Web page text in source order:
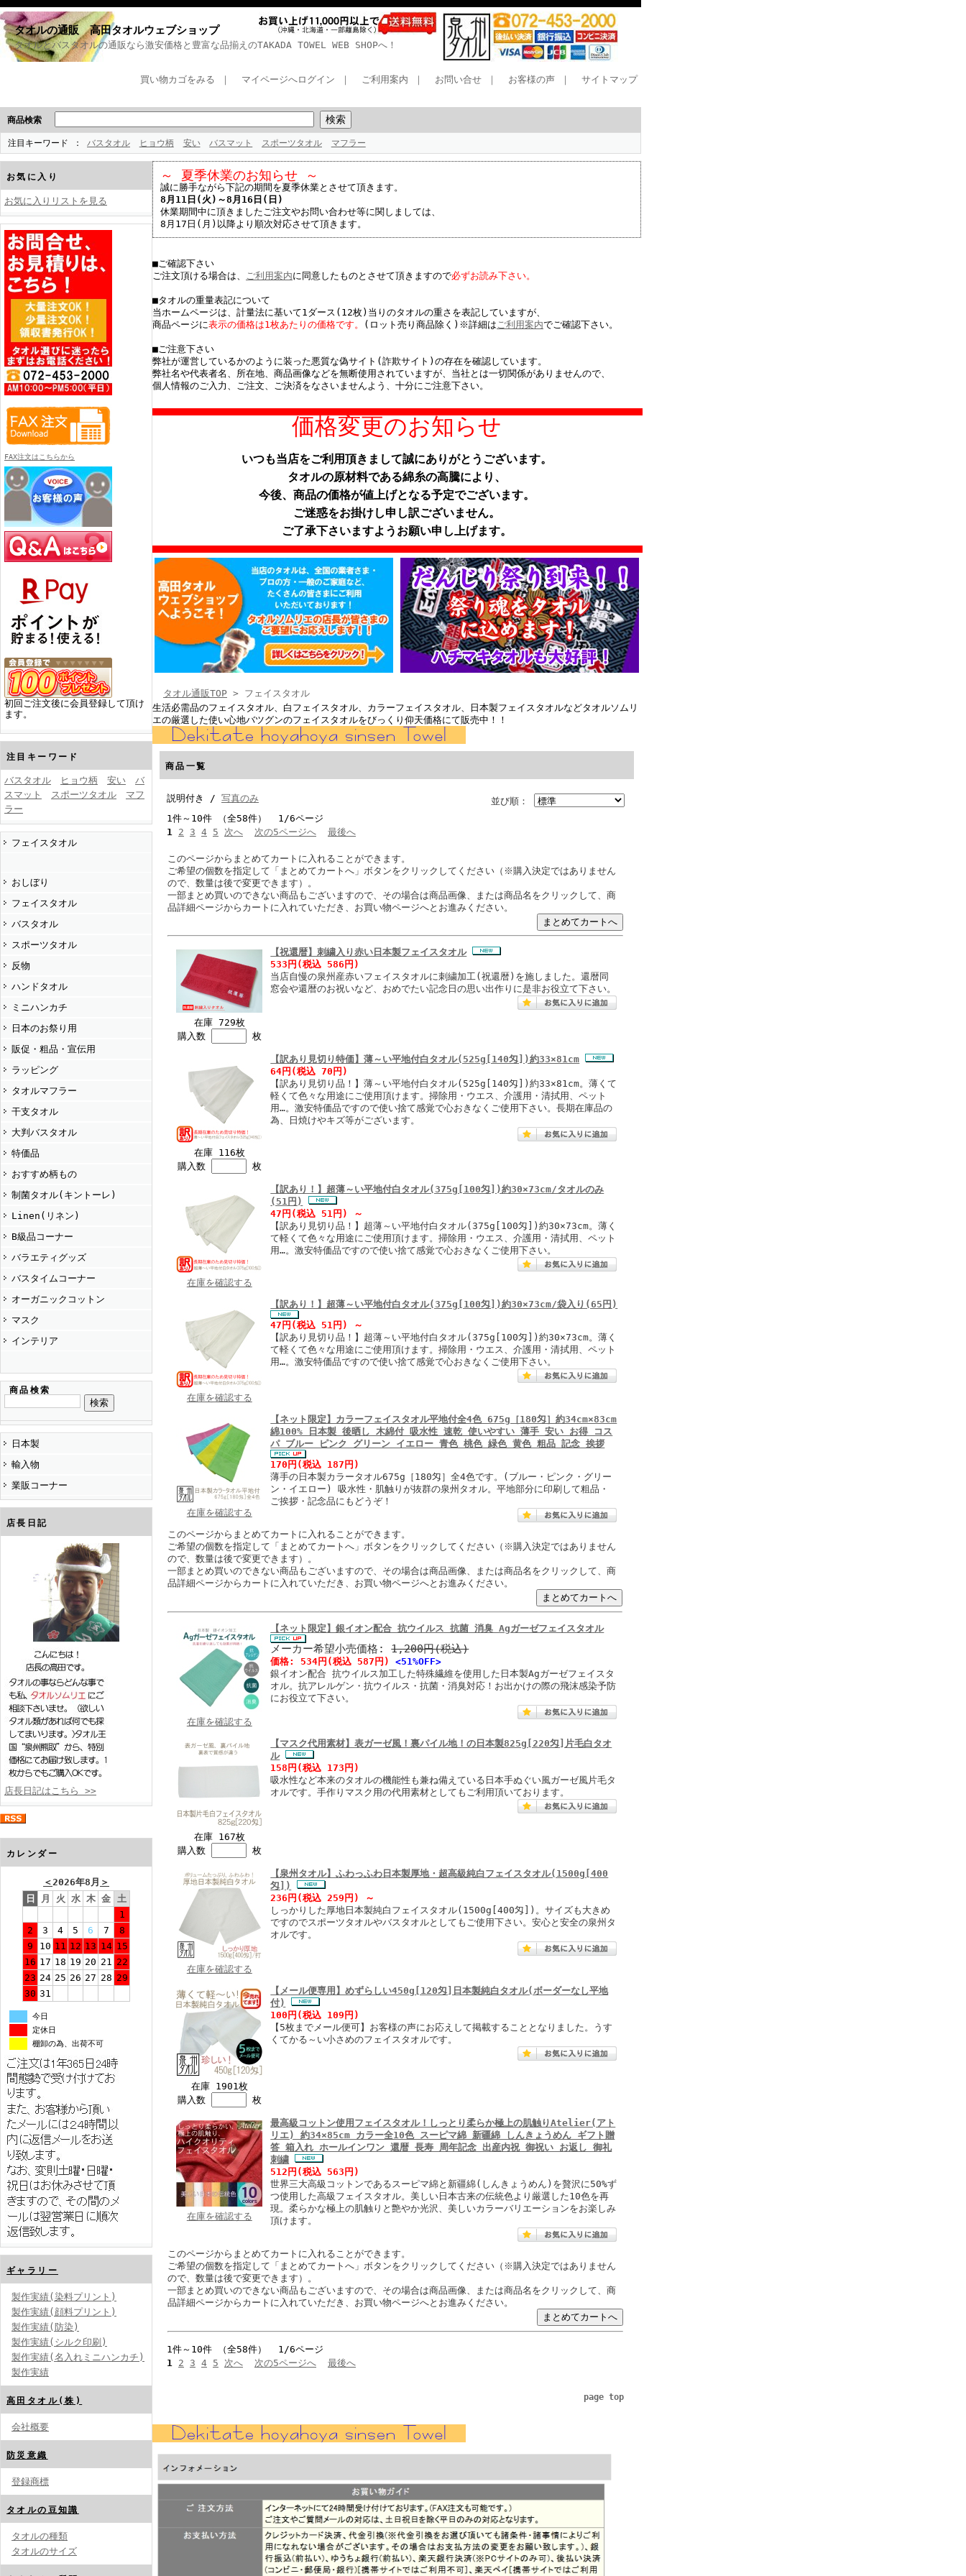
タオルの通販 高田タオルウェブショップ
タオルとバスタオルの通販なら激安価格と豊富な品揃えのTAKADA TOWEL WEB SHOPへ！
買い物カゴをみる ｜ マイページへログイン ｜ ご利用案内 ｜ お問い合せ ｜ お客様の声 ｜ サイトマップ
商品検索
注目キーワード バスタオル ヒョウ柄 安い バスマット スポーツタオル マフラー
お気に入り
お気に入りリストを見る
FAX注文はこちらから
初回ご注文後に会員登録して頂け
ます。
注目キーワード
バスタオル ヒョウ柄 安い
バ
スマット
スポーツタオル
マフ
ラー
フェイスタオル
おしぼり
フェイスタオル
バスタオル
スポーツタオル
反物
ハンドタオル
ミニハンカチ
日本のお祭り用
販促・粗品・宣伝用
ラッピング
タオルマフラー
干支タオル
大判バスタオル
特価品
おすすめ柄もの
制菌タオル(キントーレ)
Linen(リネン)
B級品コーナー
バラエティグッズ
バスタイムコーナー
オーガニックコットン
マスク
インテリア
商品検索
日本製
輸入物
業販コーナー
店長日記
店長日記はこちら >>
カレンダー
＜2026年8月 ＞
日
月 火 水 木 金 土
1
2
3 4 5 6 7
8
9
10 11 12 13 14 15
16 17 18 19 20 21 22
23 24 25 26 27 28 29
30 31
今日
定休日
棚卸の為、出荷不可
ギャラリー
製作実績(染料プリント)
製作実績(顔料プリント)
製作実績(防染)
製作実績(シルク印刷)
製作実績(名入れミニハンカチ)
製作実績
高田タオル(株)
会社概要
防災意織
登録商標
タオルの豆知識
タオルの種類
タオルのサイズ
～ 夏季休業のお知らせ ～
誠に勝手ながら下記の期間を夏季休業とさせて頂きます。
8月11日(火)～8月16日(日)
休業期間中に頂きましたご注文やお問い合わせ等に関しましては、
8月17日(月)以降より順次対応させて頂きます。
■ご確認下さい
ご注文頂ける場合は、 ご利用案内に同意したものとさせて頂きますので必ずお読み下さい。
■タオルの重量表記について
当ホームページは、計量法に基いて1ダース(12枚)当りのタオルの重さを表記していますが、
商品ページに表示の価格は1枚あたりの価格です。 (ロット売り商品除く)※詳細はご利用案内でご確認下さい。
■ご注意下さい
弊社が運営しているかのように装った悪質な偽サイト(詐欺サイト)の存在を確認しています。
弊社名や代表者名、所在地、商品画像などを無断使用されていますが、当社とは一切関係がありませんので、
個人情報のご入力、ご注文、ご決済をなさいませんよう、十分にご注意下さい。
価格変更のお知らせ
いつも当店をご利用頂きまして誠にありがとうございます。
タオルの原材料である綿糸の高騰により、
今後、商品の価格が値上げとなる予定でございます。
ご迷惑をお掛けし申し訳ございません。
ご了承下さいますようお願い申し上げます。
タオル通販TOP > フェイスタオル
生活必需品のフェイスタオル、白フェイスタオル、カラーフェイスタオル、日本製フェイスタオルなどタオルソムリ
エの厳選した使い心地バツグンのフェイスタオルをびっくり仰天価格にて販売中！！
商品一覧
並び順：
説明付き / 写真のみ
1件～10件 （全58件） 1/6ページ
1
2 3 4 5 次へ 次の5ページへ 最後へ
このページからまとめてカートに入れることができます。
ご希望の個数を指定して「まとめてカートへ」ボタンをクリックしてください（※購入決定ではありません
ので、数量は後で変更できます）。
一部まとめ買いのできない商品もございますので、その場合は商品画像、または商品名をクリックして、商
品詳細ページからカートに入れていただき、お買い物ページへとお進みください。
在庫 729枚
購入数
枚
【祝還暦】刺繍入り赤い日本製フェイスタオル
533円 (税込 586円)
当店自慢の泉州産赤いフェイスタオルに刺繍加工(祝還暦)を施しました。還暦同
窓会や還暦のお祝いなど、おめでたい記念日の思い出作りに是非お役立て下さい。
在庫 116枚
購入数
枚
【訳あり見切り特価】薄～い平地付白タオル(525g[140匁])約33×81cm
64円 (税込 70円)
【訳あり見切り品！】薄～い平地付白タオル(525g[140匁])約33×81cm。薄くて
軽くて色々な用途にご使用頂けます。掃除用・ウエス、介護用・清拭用、ペット
用…。激安特価品ですので使い捨て感覚で心おきなくご使用下さい。長期在庫品の
為、日焼けやキズ等がございます。
在庫を確認する
【訳あり！】超薄～い平地付白タオル(375g[100匁])約30×73cm/タオルのみ
(51円)
47円 (税込 51円)
～
【訳あり見切り品！】超薄～い平地付白タオル(375g[100匁])約30×73cm。薄く
て軽くて色々な用途にご使用頂けます。掃除用・ウエス、介護用・清拭用、ペット
用…。激安特価品ですので使い捨て感覚で心おきなくご使用下さい。
在庫を確認する
【訳あり！】超薄～い平地付白タオル(375g[100匁])約30×73cm/袋入り(65円)
47円 (税込 51円)
～
【訳あり見切り品！】超薄～い平地付白タオル(375g[100匁])約30×73cm。薄く
て軽くて色々な用途にご使用頂けます。掃除用・ウエス、介護用・清拭用、ペット
用…。激安特価品ですので使い捨て感覚で心おきなくご使用下さい。
在庫を確認する
【ネット限定】カラーフェイスタオル平地付全4色 675g［180匁］約34cm×83cm
綿100% 日本製 後晒し 木綿付 吸水性 速乾 使いやすい 薄手 安い お得 コス
パ ブルー ピンク グリーン イエロー 青色 桃色 緑色 黄色 粗品 記念 挨拶
170円 (税込 187円)
薄手の日本製カラータオル675g［180匁］全4色です。(ブルー・ピンク・グリー
ン・イエロー) 吸水性・肌触りが抜群の泉州タオル。平地部分に印刷して粗品・
ご挨拶・記念品にもどうぞ！
このページからまとめてカートに入れることができます。
ご希望の個数を指定して「まとめてカートへ」ボタンをクリックしてください（※購入決定ではありません
ので、数量は後で変更できます）。
一部まとめ買いのできない商品もございますので、その場合は商品画像、または商品名をクリックして、商
品詳細ページからカートに入れていただき、お買い物ページへとお進みください。
在庫を確認する
【ネット限定】銀イオン配合 抗ウイルス 抗菌 消臭 Agガーゼフェイスタオル
メーカー希望小売価格:1,200円(税込)
価格: 534円 (税込 587円)<51%OFF>
銀イオン配合 抗ウイルス加工した特殊繊維を使用した日本製Agガーゼフェイスタ
オル。抗アレルゲン・抗ウイルス・抗菌・消臭対応！お出かけの際の飛沫感染予防
にお役立て下さい。
在庫 167枚
購入数
枚
【マスク代用素材】表ガーゼ風！裏パイル地！の日本製825g[220匁]片毛白タオ
ル
158円 (税込 173円)
吸水性など本来のタオルの機能性も兼ね備えている日本手ぬぐい風ガーゼ風片毛タ
オルです。手作りマスク用の代用素材としてもご利用頂いております。
在庫を確認する
【泉州タオル】ふわっふわ日本製厚地・超高級純白フェイスタオル(1500g[400
匁])
236円 (税込 259円)
～
しっかりした厚地日本製純白フェイスタオル(1500g[400匁])。サイズも大きめ
ですのでスポーツタオルやバスタオルとしてもご使用下さい。安心と安全の泉州タ
オルです。
在庫 1901枚
購入数
枚
【メール便専用】めずらしい450g[120匁]日本製純白タオル(ボーダーなし平地
付)
100円 (税込 109円)
【5枚までメール便可】お客様の声にお応えして掲載することとなりました。うす
くてかる～い小さめのフェイスタオルです。
在庫を確認する
最高級コットン使用フェイスタオル！しっとり柔らか極上の肌触りAtelier(アト
リエ) 約34×85cm カラー全10色 スーピマ綿 新疆綿 しんきょうめん ギフト贈
答 箱入れ ホールインワン 還暦 長寿 周年記念 出産内祝 御祝い お返し 御礼
刺繍
512円 (税込 563円)
世界三大高級コットンであるスーピマ綿と新疆綿(しんきょうめん)を贅沢に50%ず
つ使用した高級フェイスタオル。美しい日本古来の伝統色より厳選した10色を再
現。柔らかな極上の肌触りと艶やか光沢、美しいカラーバリエーションをお楽しみ
頂けます。
このページからまとめてカートに入れることができます。
ご希望の個数を指定して「まとめてカートへ」ボタンをクリックしてください（※購入決定ではありません
ので、数量は後で変更できます）。
一部まとめ買いのできない商品もございますので、その場合は商品画像、または商品名をクリックして、商
品詳細ページからカートに入れていただき、お買い物ページへとお進みください。
1件～10件 （全58件） 1/6ページ
1 2 3 4 5 次へ 次の5ページへ 最後へ
page top